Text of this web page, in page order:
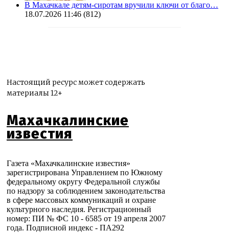
В Махачкале детям-сиротам вручили ключи от благо…
18.07.2026 11:46 (812)
Настоящий ресурс может содержать
материалы 12+
Махачкалинские
известия
Газета «Махачкалинские известия»
зарегистрирована Управлением по Южному
федеральному округу Федеральной службы
по надзору за соблюдением законодательства
в сфере массовых коммуникаций и охране
культурного наследия. Регистрационный
номер: ПИ № ФС 10 - 6585 от 19 апреля 2007
года. Подписной индекс - ПА292